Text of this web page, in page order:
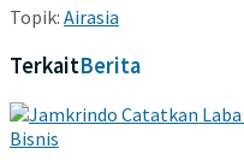
Topik: Airasia
TerkaitBerita
Bisnis